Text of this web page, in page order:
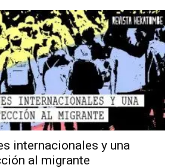
internacionales y una
al migrante